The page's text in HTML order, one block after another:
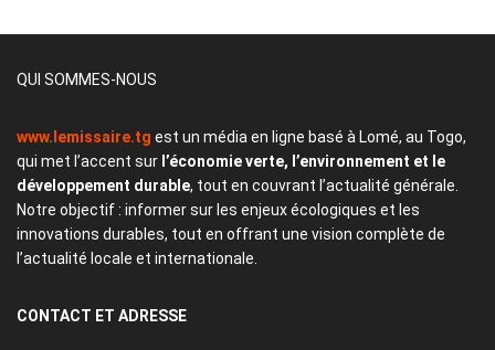
QUI SOMMES-NOUS
www.lemissaire.tg est un média en ligne basé à Lomé, au Togo,
qui met l’accent sur l’économie verte, l’environnement et le
développement durable, tout en couvrant l’actualité générale.
Notre objectif : informer sur les enjeux écologiques et les
innovations durables, tout en offrant une vision complète de
l’actualité locale et internationale.
CONTACT ET ADRESSE